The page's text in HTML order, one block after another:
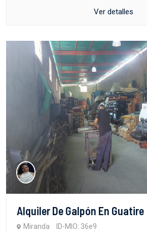
Ver detalles
Alquiler De Galpón En Guatire
Miranda ID-MIO: 36e9